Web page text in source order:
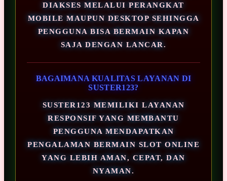
DIAKSES MELALUI PERANGKAT
MOBILE MAUPUN DESKTOP SEHINGGA
PENGGUNA BISA BERMAIN KAPAN
SAJA DENGAN LANCAR.
BAGAIMANA KUALITAS LAYANAN DI
SUSTER123?
SUSTER123 MEMILIKI LAYANAN
RESPONSIF YANG MEMBANTU
PENGGUNA MENDAPATKAN
PENGALAMAN BERMAIN SLOT ONLINE
YANG LEBIH AMAN, CEPAT, DAN
NYAMAN.